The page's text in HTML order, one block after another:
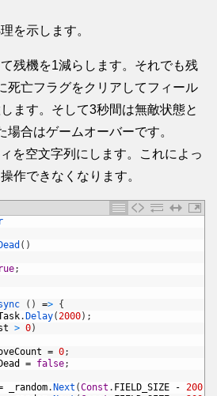
を示します。
残機を1減らします。それでも残
死亡フラグをクリアしてフィール
ます。そして3秒間は無敵状態と
場合はゲームオーバーです。
を空文字列にします。これによっ
作できなくなります。
( )
;
( ) => {
. Delay(2000) ;
> 0)
= 0;
= false;
_random. Next (Const . FIELD_SIZE - 200